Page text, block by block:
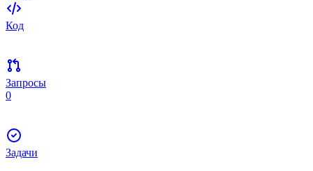
Код
Запросы
0
Задачи